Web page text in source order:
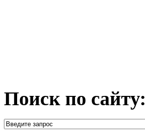
Поиск по сайту: